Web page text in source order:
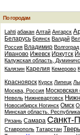
По городам
Lahti абакан Алтай Ангарск
Беларусь Брянск Валдай
Россия Владимир Волгоград
Иваново Ижевск Иркутск
Калужская область,
Калязин Карелия Кемерово
Красноярск Курск Липецк
Москва, Россия Московская
Невель Нижневартовск
НовосибирскНогинск Омск
Минская область.
Рязань Самара Санкт-
Ставрополь Татарстан Тверь